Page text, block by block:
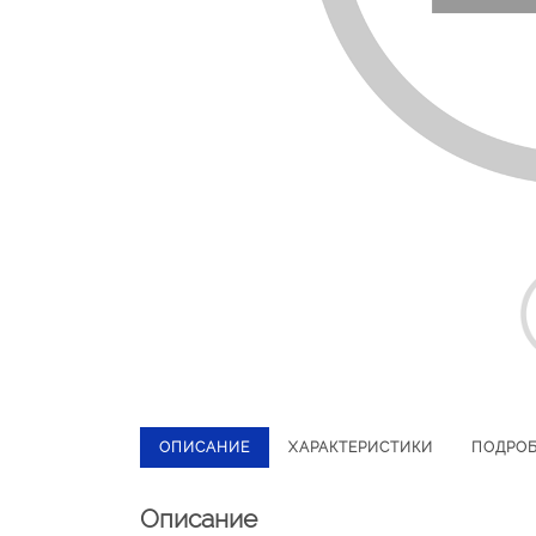
ОПИСАНИЕ ХАРАКТЕРИСТИКИ
Описание